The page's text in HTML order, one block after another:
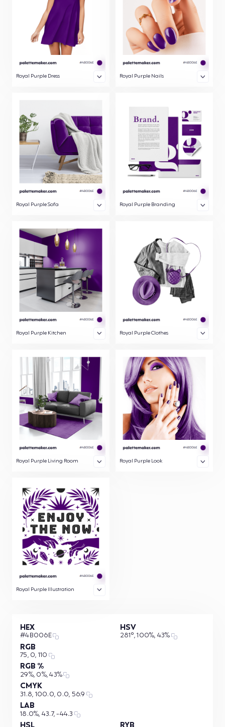
Royal Purple Dress Royal Purple Nails
Royal Purple Sofa Royal Purple Branding
Royal Purple Kitchen Royal Purple Clothes
Royal Purple Living Room Royal Purple Look
Royal Purple Illustration
HEX
#4B006E
RGB
75, 0, 110
RGB %
29%, 0%, 43%
CMYK
31.8, 100.0, 0.0, 56.9
LAB
18.0%, 43.7, -44.3
HSV
281°, 100%, 43%